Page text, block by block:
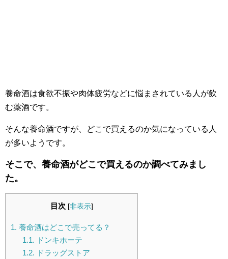
養命酒は食欲不振や肉体疲労などに悩まされている人が飲
む薬酒です。
そんな養命酒ですが、どこで買えるのか気になっている人
が多いようです。
そこで、養命酒がどこで買えるのか調べてみまし
た。
目次 [非表示]
1. 養命酒はどこで売ってる？
1.1. ドンキホーテ
1.2. ドラッグストア